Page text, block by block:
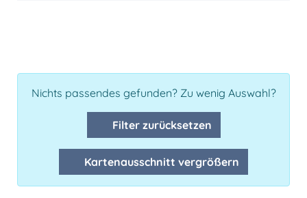
Nichts passendes gefunden? Zu wenig Auswahl?
Filter zurücksetzen
Kartenausschnitt vergrößern